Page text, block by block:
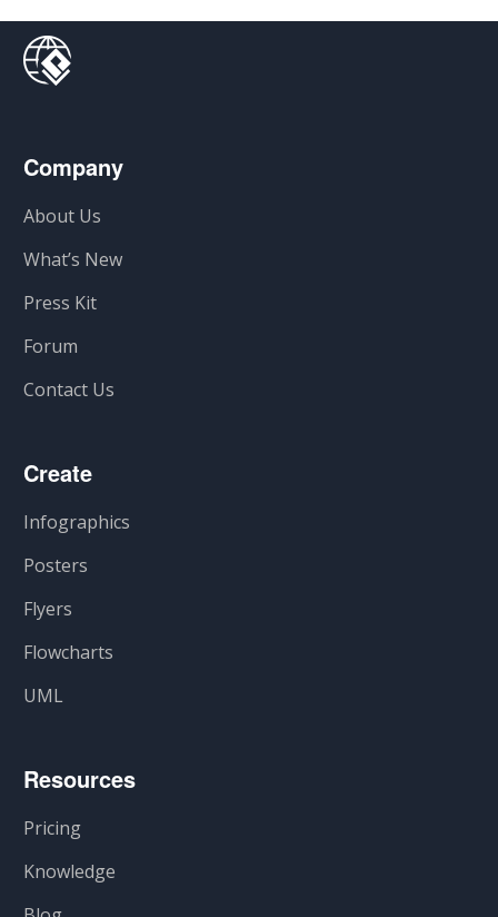
Company
About Us
What’s New
Press Kit
Forum
Contact Us
Create
Infographics
Posters
Flyers
Flowcharts
UML
Resources
Pricing
Knowledge